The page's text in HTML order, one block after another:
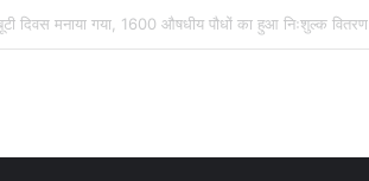
योगेंद्र पांडेय ने 30 मिनट में ढूंढ निकाला 4 साल का मासूम